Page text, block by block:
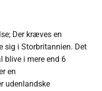
Der kræves en
sig i Storbritannien. Det
blive i mere end 6
en
udenlandske